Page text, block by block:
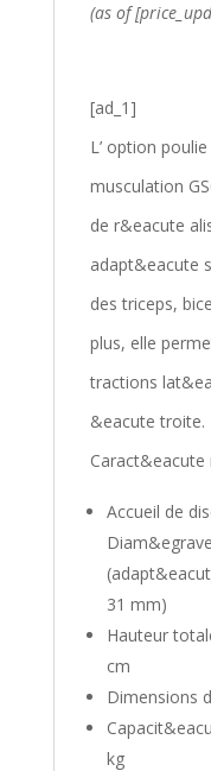
(as of
[ad_1]
L’ option poulie
musculation
de r&eacute
adapt&eacute
des triceps,
plus, elle
tractions
&eacute troite.
Caract&eacute
Accueil de
31 mm)
Hauteur
cm
Dimensions
kg